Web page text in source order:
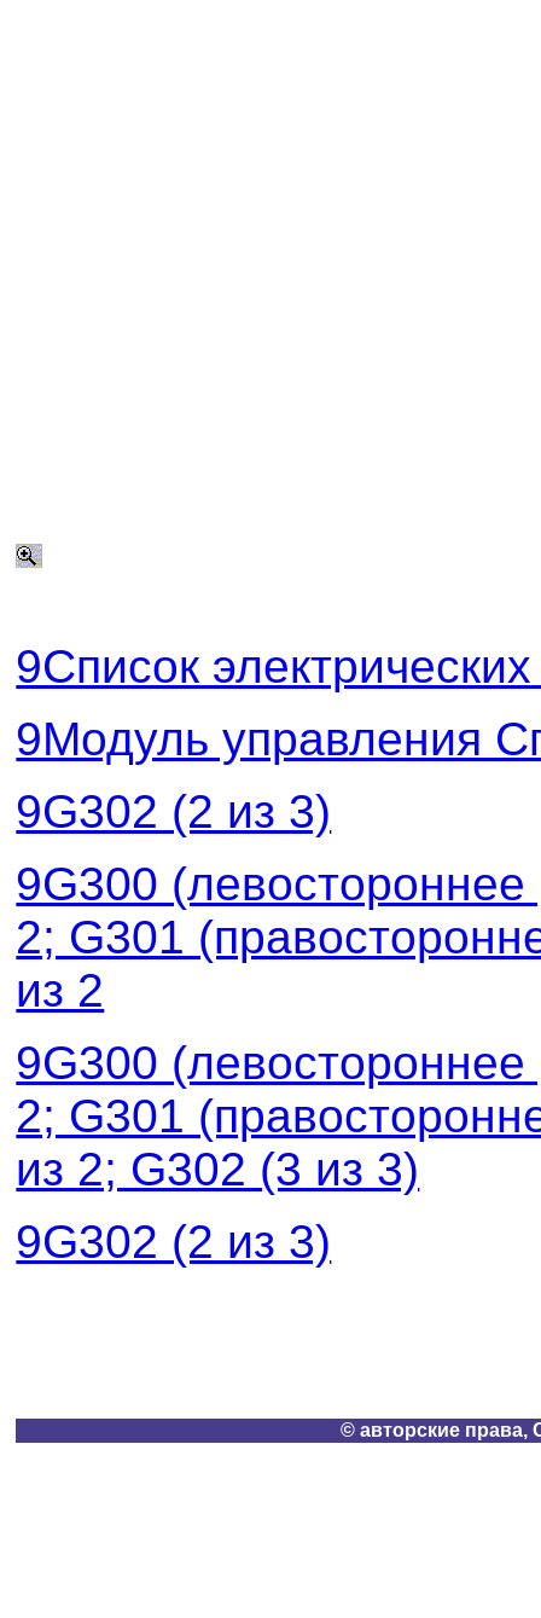
9Список
9Модуль управления
9G302 (2 из 3)
9G300
2; G301
из 2
9G300
2; G301
из 2; G302 (3 из 3)
9G302 (2 из 3)
© авторские